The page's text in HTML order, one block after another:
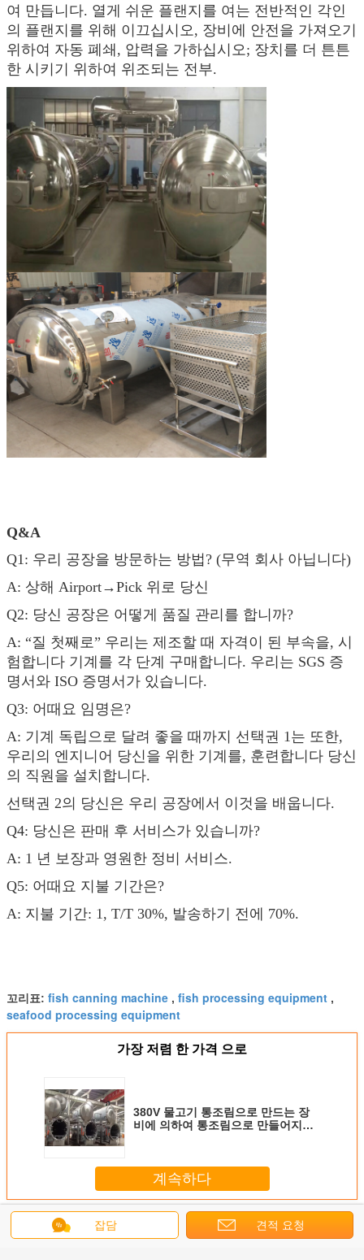
여 만듭니다. 열게 쉬운 플랜지를 여는 전반적인 각인
의 플랜지를 위해 이끄십시오, 장비에 안전을 가져오기
위하여 자동 폐쇄, 압력을 가하십시오; 장치를 더 튼튼
한 시키기 위하여 위조되는 전부.
Q&A
Q1: 우리 공장을 방문하는 방법? (무역 회사 아닙니다)
A: 상해 Airport→Pick 위로 당신
Q2: 당신 공장은 어떻게 품질 관리를 합니까?
A: “질 첫째로” 우리는 제조할 때 자격이 된 부속을, 시
험합니다 기계를 각 단계 구매합니다. 우리는 SGS 증
명서와 ISO 증명서가 있습니다.
Q3: 어때요 임명은?
A: 기계 독립으로 달려 좋을 때까지 선택권 1는 또한,
우리의 엔지니어 당신을 위한 기계를, 훈련합니다 당신
의 직원을 설치합니다.
선택권 2의 당신은 우리 공장에서 이것을 배웁니다.
Q4: 당신은 판매 후 서비스가 있습니까?
A: 1 년 보장과 영원한 정비 서비스.
Q5: 어때요 지불 기간은?
A: 지불 기간: 1, T/T 30%, 발송하기 전에 70%.
꼬리표: fish canning machine , fish processing equipment ,
seafood processing equipment
가장 저렴 한 가격 으로
380V 물고기 통조림으로 만드는 장
비에 의하여 통조림으로 만들어지는
계속하다
더 많은 것 물고기 통조림으로 만드는 장비
잡담 견적 요청